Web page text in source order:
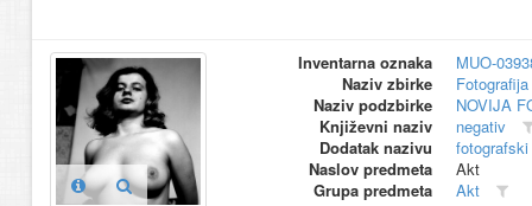
Inventarna oznaka
MUO-
Naziv zbirke
Naziv podzbirke
NOVIJA
Književni naziv
negativ
Dodatak nazivu
Naslov predmeta
Akt
Grupa predmeta
Akt